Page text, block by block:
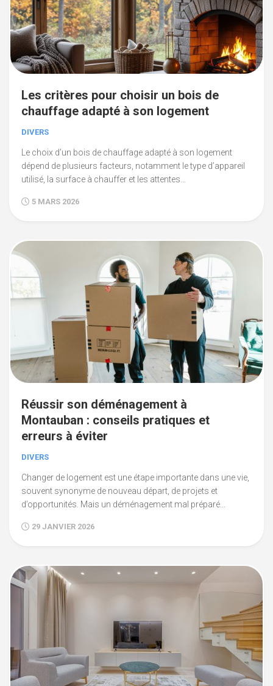
Les critères pour choisir un bois de
chauffage adapté à son logement
DIVERS
Le choix d’un bois de chauffage adapté à son logement
dépend de plusieurs facteurs, notamment le type d’appareil
utilisé, la surface à chauffer et les attentes...
5 MARS 2026
Réussir son déménagement à
Montauban : conseils pratiques et
erreurs à éviter
DIVERS
Changer de logement est une étape importante dans une vie,
souvent synonyme de nouveau départ, de projets et
d’opportunités. Mais un déménagement mal préparé...
29 JANVIER 2026